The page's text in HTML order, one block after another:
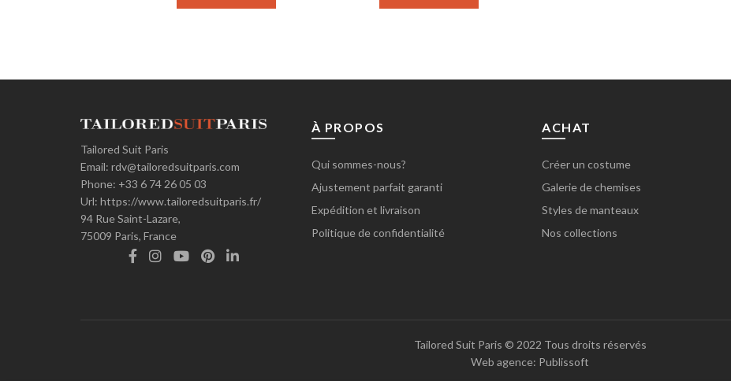
Tailored Suit Paris
Email: rdv@tailoredsuitparis.com
Phone: +33 6 74 26 05 03
Url: https://www.tailoredsuitparis.fr/
94 Rue Saint-Lazare,
75009 Paris, France
À PROPOS
Qui sommes-nous?
Ajustement parfait garanti
Expédition et livraison
Politique de confidentialité
ACHAT
Créer un costume
Galerie de chemises
Styles de manteaux
Nos collections
Tailored Suit Paris © 2022 Tous droits réservés
Web agence: Publissoft